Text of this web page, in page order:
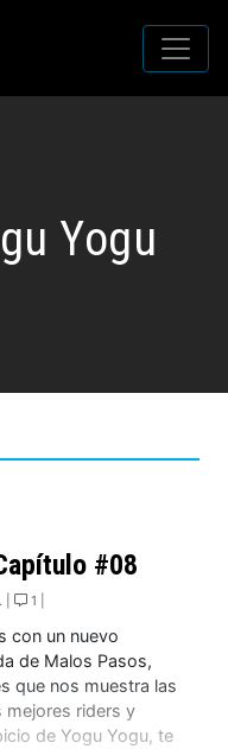
Yogu
#08
| 1 |
con un nuevo
de Malos Pasos,
que nos muestra las
mejores riders y
de Yogu Yogu, te